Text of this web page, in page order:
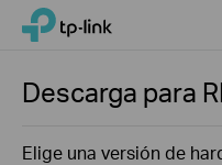
Click
navigation
TP-Link, Reliably Smart
Descarga para
Elige una versión de